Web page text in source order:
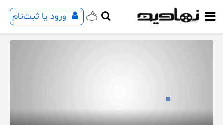
ورود یا ثبت‌نام